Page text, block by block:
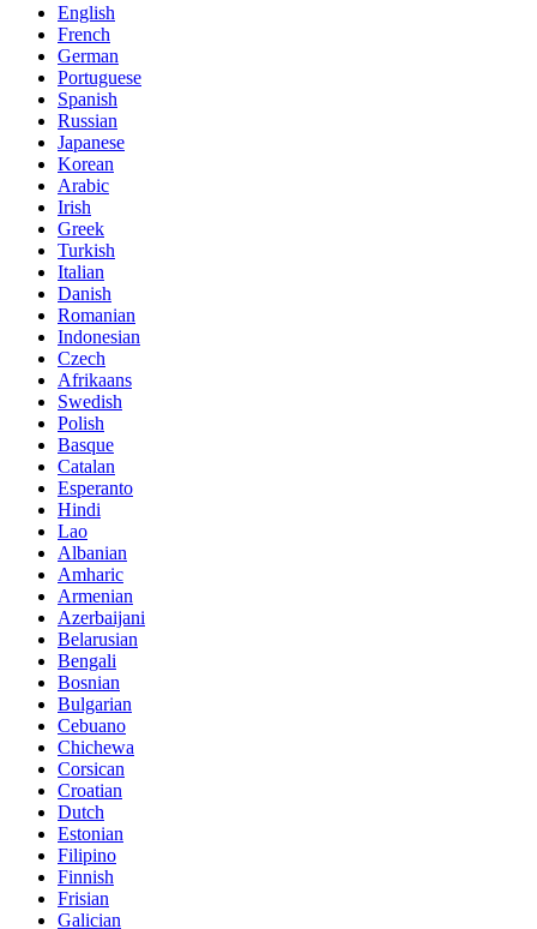
English
French
German
Portuguese
Spanish
Russian
Japanese
Korean
Arabic
Irish
Greek
Turkish
Italian
Danish
Romanian
Indonesian
Czech
Afrikaans
Swedish
Polish
Basque
Catalan
Esperanto
Hindi
Lao
Albanian
Amharic
Armenian
Azerbaijani
Belarusian
Bengali
Bosnian
Bulgarian
Cebuano
Chichewa
Corsican
Croatian
Dutch
Estonian
Filipino
Finnish
Frisian
Galician